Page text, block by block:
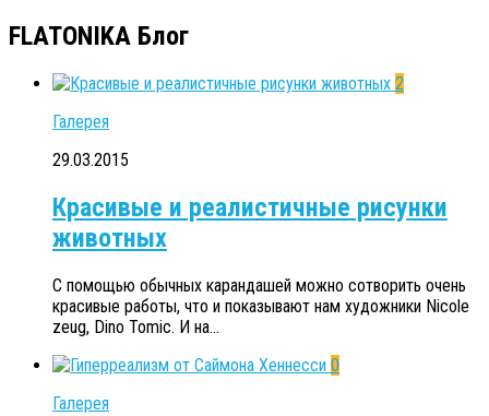
FLATONIKA Блог
2
Галерея
29.03.2015
Красивые и реалистичные рисунки
животных
С помощью обычных карандашей можно сотворить очень
красивые работы, что и показывают нам художники Nicole
zeug, Dino Tomic. И на...
0
Галерея